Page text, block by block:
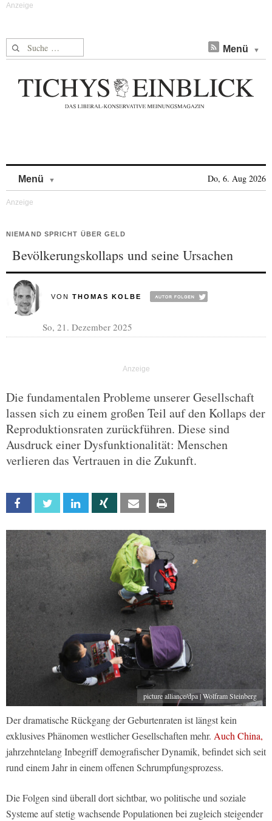
Suche nach: Menü
Menü Do, 6. Aug 2026
NIEMAND SPRICHT ÜBER GELD
Bevölkerungskollaps und seine Ursachen
VON THOMAS KOLBE
So, 21. Dezember 2025
Die fundamentalen Probleme unserer Gesellschaft
lassen sich zu einem großen Teil auf den Kollaps der
Reproduktionsraten zurückführen. Diese sind
Ausdruck einer Dysfunktionalität: Menschen
verlieren das Vertrauen in die Zukunft.
Facebook Twitter Linkedin Xing Email
picture alliance/dpa | Wolfram Steinberg
Der dramatische Rückgang der Geburtenraten ist längst kein
exklusives Phänomen westlicher Gesellschaften mehr. Auch China,
jahrzehntelang Inbegriff demografischer Dynamik, befindet sich seit
rund einem Jahr in einem offenen Schrumpfungsprozess.
Die Folgen sind überall dort sichtbar, wo politische und soziale
Systeme auf stetig wachsende Populationen bei zugleich steigender